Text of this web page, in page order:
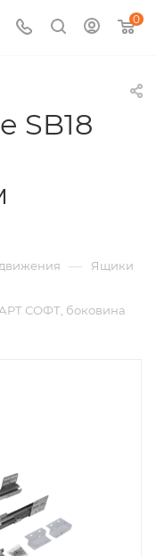
0
SB18
— Ящики
СОФТ, боковина